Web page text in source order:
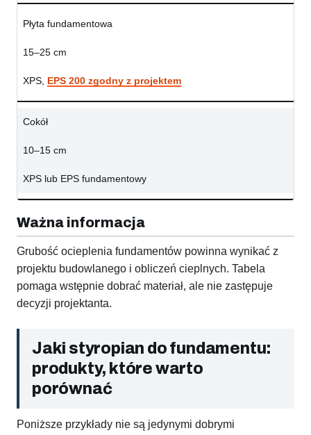
Płyta fundamentowa
15–25 cm
XPS, EPS 200 zgodny z projektem
Cokół
10–15 cm
XPS lub EPS fundamentowy
Ważna informacja
Grubość ocieplenia fundamentów powinna wynikać z
projektu budowlanego i obliczeń cieplnych. Tabela
pomaga wstępnie dobrać materiał, ale nie zastępuje
decyzji projektanta.
Jaki styropian do fundamentu:
produkty, które warto
porównać
Poniższe przykłady nie są jedynymi dobrymi